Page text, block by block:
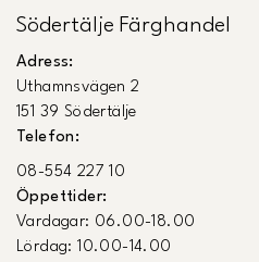
Södertälje Färghandel
Adress:
Uthamnsvägen 2
151 39 Södertälje
Telefon:
08-554 227 10
Öppettider:
Vardagar: 06.00-18.00
Lördag: 10.00-14.00